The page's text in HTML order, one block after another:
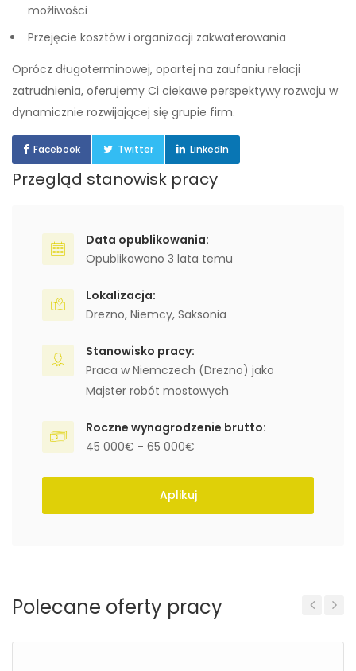
możliwości
Przejęcie kosztów i organizacji zakwaterowania
Oprócz długoterminowej, opartej na zaufaniu relacji
zatrudnienia, oferujemy Ci ciekawe perspektywy rozwoju w
dynamicznie rozwijającej się grupie firm.
Facebook Twitter LinkedIn
Przegląd stanowisk pracy
Data opublikowania:
Opublikowano 3 lata temu
Lokalizacja:
Drezno, Niemcy, Saksonia
Stanowisko pracy:
Praca w Niemczech (Drezno) jako
Majster robót mostowych
Roczne wynagrodzenie brutto:
45 000€ - 65 000€
Aplikuj
Polecane oferty pracy